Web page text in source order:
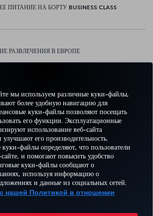
мы используем различные куки-файлы,
более удобную навигацию для
куки-файлы позволяют посещать
его функции. Эксплуатационные
использование веб-сайта
улучшают его производительность.
файлы определяют, что пользователи
и помогают повысить удобство
куки-файлы сообщают о
используя информацию о
и данные из социальных сетей.
нашей Политикой в отношении
ПИТАНИЕ НА БОРТУ BUSINESS CLASS
РАЗВЛЕЧЕНИЯ В ЕВРОПЕ
WI-FI В ЕВРОПЕ
Instagram
YouTubeLinkedIn
TikTokБлогPinterest
ВПЕЧАТЛЕНИЕ
ПРЕДЛОЖЕНИЯ
И
НАПРАВЛЕНИЯ